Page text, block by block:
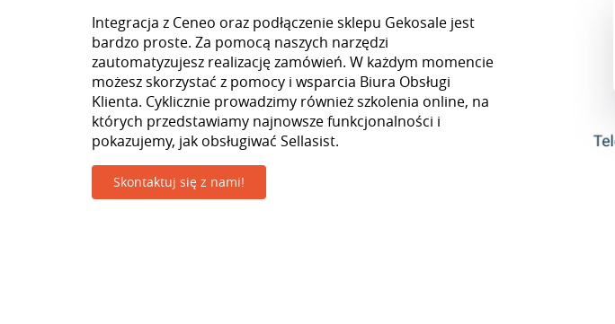
Integracja z Ceneo oraz podłączenie sklepu Gekosale jest
bardzo proste. Za pomocą naszych narzędzi
zautomatyzujesz realizację zamówień. W każdym momencie
możesz skorzystać z pomocy i wsparcia Biura Obsługi
Klienta. Cyklicznie prowadzimy również szkolenia online, na
których przedstawiamy najnowsze funkcjonalności i
pokazujemy, jak obsługiwać Sellasist.
Skontaktuj się z nami!